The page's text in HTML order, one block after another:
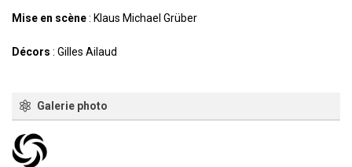
Mise en scène: Klaus Michael Grüber
Décors : Gilles Ailaud
Galerie photo